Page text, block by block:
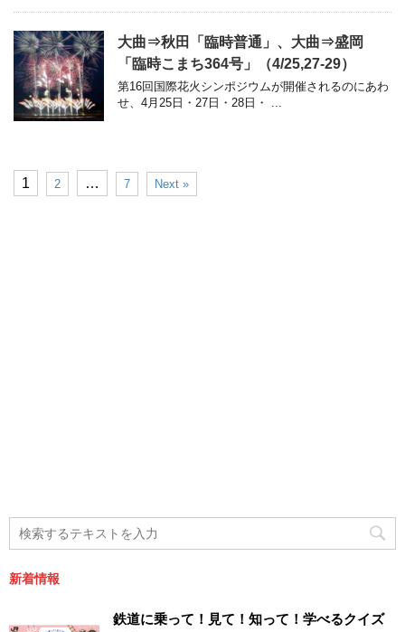
大曲⇒秋田「臨時普通」、大曲⇒盛岡
「臨時こまち364号」（4/25,27-29）
第16回国際花火シンポジウムが開催されるのにあわ
せ、4月25日・27日・28日・ ...
1 2 … 7 Next »
新着情報
鉄道に乗って！見て！知って！学べるクイズ